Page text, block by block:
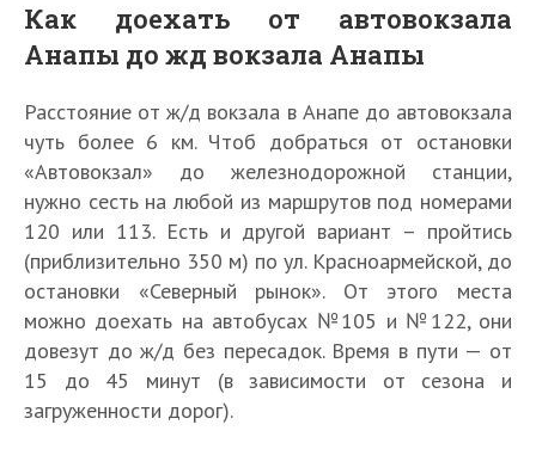
Как доехать от автовокзала
Анапы до жд вокзала Анапы
Расстояние от ж/д вокзала в Анапе до автовокзала
чуть более 6 км. Чтоб добраться от остановки
«Автовокзал» до железнодорожной станции,
нужно сесть на любой из маршрутов под номерами
120 или 113. Есть и другой вариант – пройтись
(приблизительно 350 м) по ул. Красноармейской, до
остановки «Северный рынок». От этого места
можно доехать на автобусах №105 и №122, они
довезут до ж/д без пересадок. Время в пути — от
15 до 45 минут (в зависимости от сезона и
загруженности дорог).